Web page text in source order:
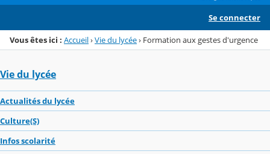
Se connecter
Vous êtes ici : Accueil›Vie du lycée› Formation aux gestes d'urgence
Vie du lycée
Actualités du lycée
Culture(S)
Infos scolarité